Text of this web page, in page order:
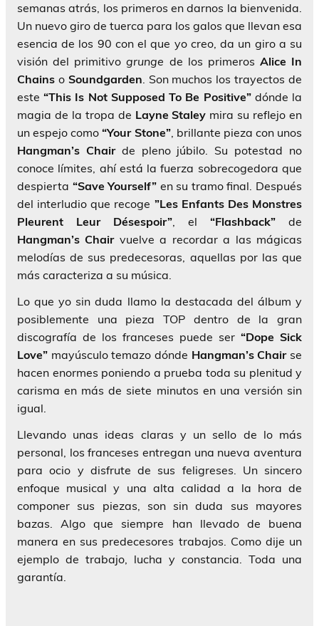
semanas atrás, los primeros en darnos la bienvenida.
Un nuevo giro de tuerca para los galos que llevan esa
esencia de los 90 con el que yo creo, da un giro a su
visión del primitivogrunge de los primeros Alice In
Chains o Soundgarden. Son muchos los trayectos de
este“This Is Not Supposed To Be Positive”dónde la
magia de la tropa de Layne Staley mira su reflejo en
un espejo como“Your Stone”, brillante pieza con unos
Hangman’s Chairde pleno júbilo. Su potestad no
conoce límites, ahí está la fuerza sobrecogedora que
despierta “Save Yourself” en su tramo final. Después
del interludio que recoge ”Les Enfants Des Monstres
Pleurent Leur Désespoir”, el “Flashback” de
Hangman’s Chairvuelve a recordar a las mágicas
melodías de sus predecesoras, aquellas por las que
más caracteriza a su música.
Lo que yo sin duda llamo la destacada del álbum y
posiblemente una pieza TOP dentro de la gran
discografía de los franceses puede ser “Dope Sick
Love” mayúsculo temazo dónde Hangman’s Chairse
hacen enormes poniendo a prueba toda su plenitud y
carisma en más de siete minutos en una versión sin
igual.
Llevando unas ideas claras y un sello de lo más
personal, los franceses entregan una nueva aventura
para ocio y disfrute de sus feligreses. Un sincero
enfoque musical y una alta calidad a la hora de
componer sus piezas, son sin duda sus mayores
bazas. Algo que siempre han llevado de buena
manera en sus predecesores trabajos. Como dije un
ejemplo de trabajo, lucha y constancia. Toda una
garantía.